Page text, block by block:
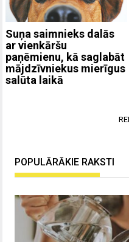
Suņa saimnieks dalās
ar vienkāršu
paņēmienu, kā saglabāt
mājdzīvniekus mierīgus
salūta laikā
POPULĀRĀKIE RAKSTI